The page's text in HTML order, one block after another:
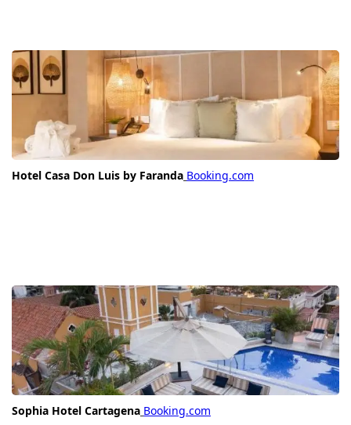
Hotel Casa Don Luis by Faranda Booking.com
Sophia Hotel Cartagena Booking.com